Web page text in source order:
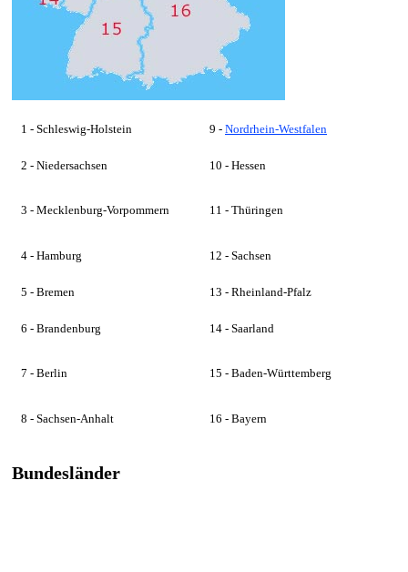
1 - Schleswig-Holstein 9 - Nordrhein-Westfalen
2 - Niedersachsen 10 - Hessen
3 - Mecklenburg-Vorpommern 11 - Thüringen
4 - Hamburg 12 - Sachsen
5 - Bremen 13 - Rheinland-Pfalz
6 - Brandenburg 14 - Saarland
7 - Berlin 15 - Baden-Württemberg
8 - Sachsen-Anhalt 16 - Bayern
Bundesländer